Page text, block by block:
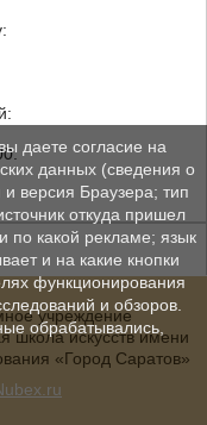
учреждение
школа искусств имени
«Город Саратов»
даете согласие на
данных (сведения о
версия Браузера; тип
откуда пришел
по какой рекламе; язык
и на какие кнопки
функционирования
и обзоров.
обрабатывались,